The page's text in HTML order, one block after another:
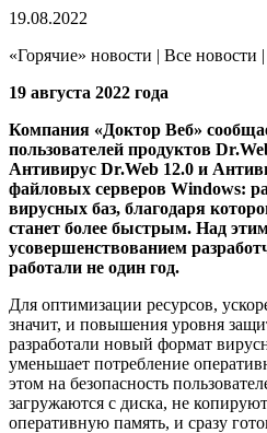
19.08.2022
«Горячие» новости | Все
19 августа 2022 года
Компания «Доктор Веб»
пользователей продуктов
Антивирус Dr.Web 12.0 и
файловых серверов Windows:
вирусных баз, благодаря
станет более быстрым. Над
усовершенствованием
работали не один год.
Для оптимизации ресурсов,
значит, и повышения уровня
разработали новый формат
уменьшает потребление
этом на безопасность
загружаются с диска, не
оперативную память, и сразу